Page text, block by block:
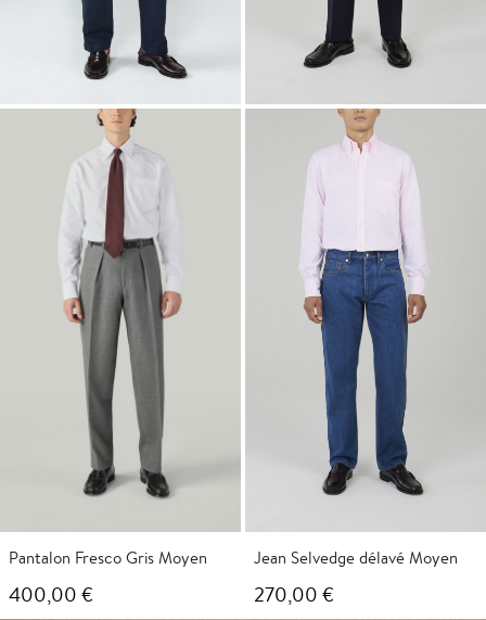
220,00 €
Pantalon Fresco Marine
470,00 €
Pantalon Fresco Gris Moyen
400,00 €
Jean Selvedge délavé Moyen
270,00 €